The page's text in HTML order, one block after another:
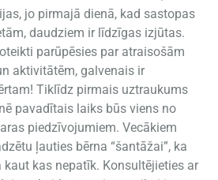
jo pirmajā dienā, kad sastopas
daudziem ir līdzīgas izjūtas.
parūpēsies par atraisošām
aktivitātēm, galvenais ir
Tiklīdz pirmais uztraukums
pavadītais laiks būs viens no
piedzīvojumiem. Vecākiem
ļauties bērna “šantāžai”, ka
kas nepatīk. Konsultējieties ar